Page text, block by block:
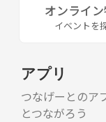
オンライ
イベントを
アプリ
つなげーとのア
とつながろう